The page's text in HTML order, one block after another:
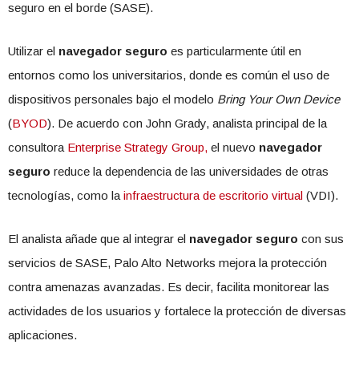
seguro en el borde (SASE).
Utilizar el navegador seguro es particularmente útil en
entornos como los universitarios, donde es común el uso de
dispositivos personales bajo el modelo Bring Your Own Device
(BYOD). De acuerdo con John Grady, analista principal de la
consultora Enterprise Strategy Group, el nuevo navegador
seguro reduce la dependencia de las universidades de otras
tecnologías, como la infraestructura de escritorio virtual (VDI).
El analista añade que al integrar el navegador seguro con sus
servicios de SASE, Palo Alto Networks mejora la protección
contra amenazas avanzadas. Es decir, facilita monitorear las
actividades de los usuarios y fortalece la protección de diversas
aplicaciones.